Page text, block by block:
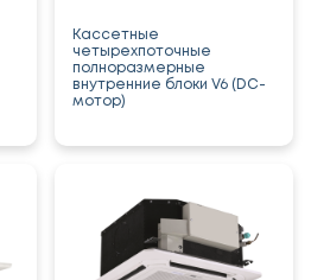
Кассетные
четырехпоточные
полноразмерные
внутренние блоки V6 (DC-
мотор)